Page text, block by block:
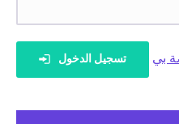
تسجيل الدخول بي